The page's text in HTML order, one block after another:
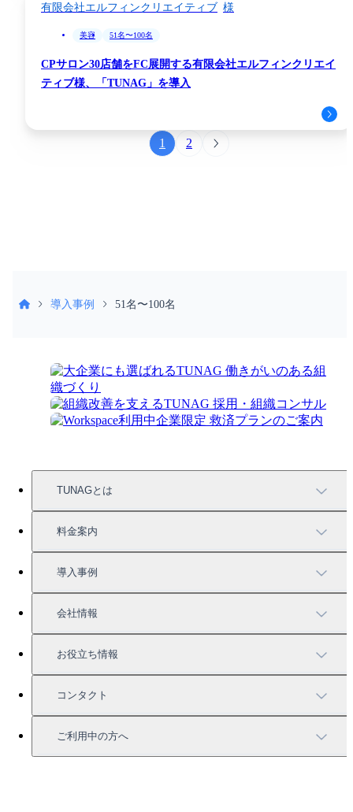
有限会社エルフィンクリエイティブ
美容 51名〜100名
CPサロン30店舗をFC展開する有限会社エルフィンクリエイ
ティブ様、「TUNAG」を導入
1 2
導入事例 51名〜100名
TUNAGとは
TUNAGの特徴
機能一覧
充実したサポート
料金案内
料金案内
導入事例
導入事例
活用方法
会社情報
会社情報
お役立ち情報
お役立ち資料一覧
セミナー情報
コンタクト
サービス資料請求
ご利用中の方へ